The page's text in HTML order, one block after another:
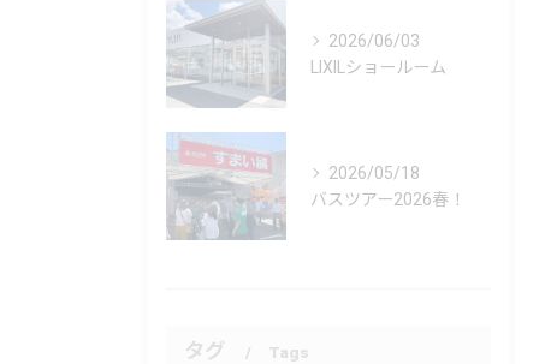
2026/06/03
LIXILショールーム
2026/05/18
バスツアー2026春！
タグ Tags